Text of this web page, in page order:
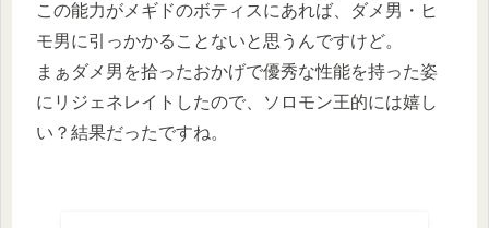
この能力がメギドのボティスにあれば、ダメ男・ヒ
モ男に引っかかることないと思うんですけど。
まぁダメ男を拾ったおかげで優秀な性能を持った姿
にリジェネレイトしたので、ソロモン王的には嬉し
い？結果だったですね。